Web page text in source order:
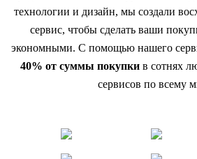
технологии и дизайн, мы создали
сервис, чтобы сделать ваши
экономными. С помощью нашего
40% от суммы покупкив сотнях
сервисов по всему